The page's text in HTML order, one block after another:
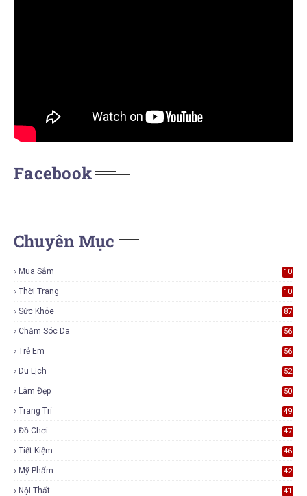
Facebook
Chuyên Mục
Mua Sắm
10
Thời Trang
10
Sức Khỏe 87
Chăm Sóc Da 56
Trẻ Em 56
Du Lịch 52
Làm Đẹp 50
Trang Trí 49
Đồ Chơi 47
Tiết Kiệm 46
Mỹ Phẩm 42
Nội Thất 41